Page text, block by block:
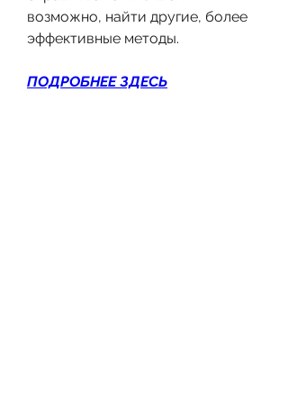
возможно, найти другие, более
эффективные методы.
ПОДРОБНЕЕ ЗДЕСЬ